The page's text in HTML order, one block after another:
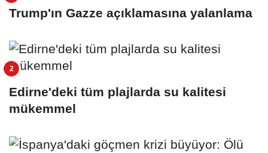
Trump'ın Gazze açıklamasına yalanlama
Edirne'deki tüm plajlarda su kalitesi
mükemmel